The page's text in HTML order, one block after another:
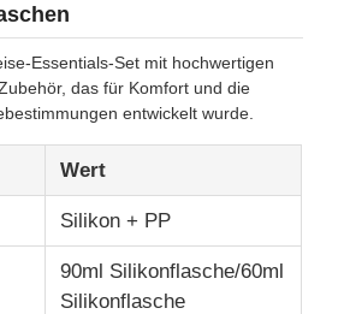
Essentials-Set mit hochwertigen
das für Komfort und die
entwickelt wurde.
Wert
Silikon + PP
90ml Silikonflasche/60ml
Silikonflasche